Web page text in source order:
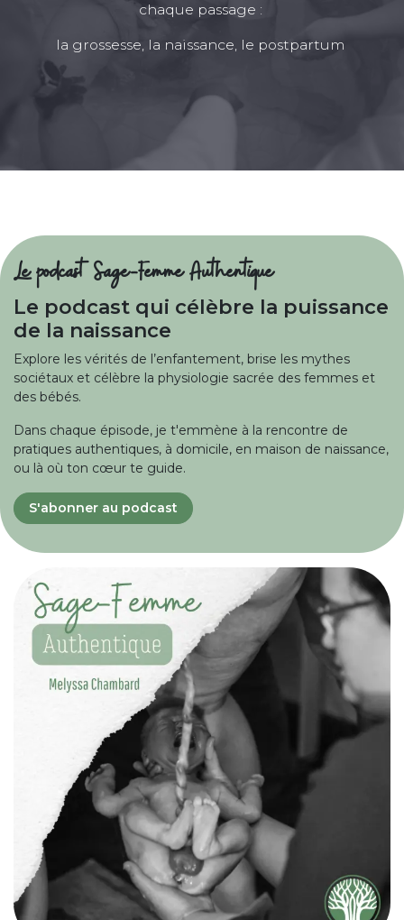
chaque passage :
la grossesse, la naissance, le postpartum
Le podcast Sage-Femme Authentique
Le podcast qui célèbre la puissance
de la naissance
Explore les vérités de l’enfantement, brise les mythes
sociétaux et célèbre la physiologie sacrée des femmes et
des bébés.
Dans chaque épisode, je t'emmène à la rencontre de
pratiques authentiques, à domicile, en maison de naissance,
ou là où ton cœur te guide.
S'abonner au podcast